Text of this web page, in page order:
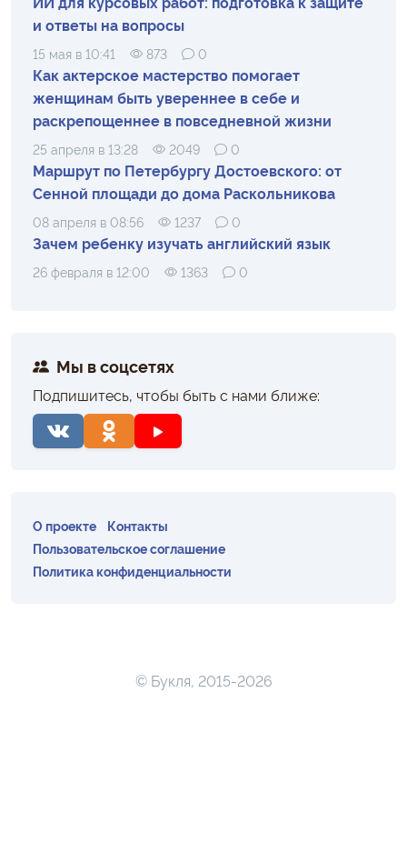
и ответы на вопросы
15 мая в 10:41 873 0
Как актерское мастерство помогает
женщинам быть увереннее в себе и
раскрепощеннее в повседневной жизни
25 апреля в 13:28 2049 0
Маршрут по Петербургу Достоевского: от
Сенной площади до дома Раскольникова
08 апреля в 08:56 1237 0
Зачем ребенку изучать английский язык
26 февраля в 12:00 1363 0
Мы в соцсетях
Подпишитесь, чтобы быть с нами ближе:
О проекте
Контакты
Пользовательское соглашение
Политика конфиденциальности
© Букля, 2015-2026